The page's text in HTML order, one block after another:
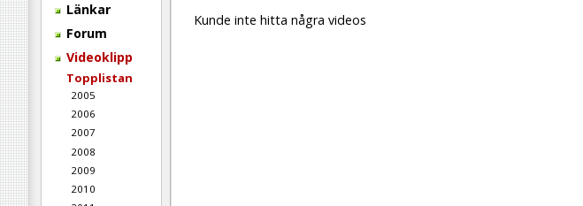
Länkar
Forum
Videoklipp
Topplistan
2005
2006
2007
2008
2009
2010
Kunde inte hitta några videos